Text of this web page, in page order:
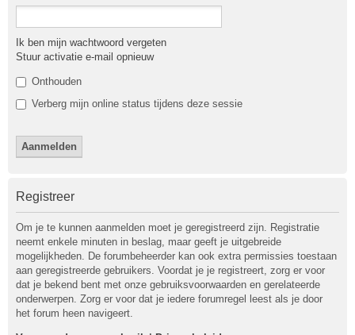
Ik ben mijn wachtwoord vergeten
Stuur activatie e-mail opnieuw
Onthouden
Verberg mijn online status tijdens deze sessie
Registreer
Om je te kunnen aanmelden moet je geregistreerd zijn. Registratie
neemt enkele minuten in beslag, maar geeft je uitgebreide
mogelijkheden. De forumbeheerder kan ook extra permissies toestaan
aan geregistreerde gebruikers. Voordat je je registreert, zorg er voor
dat je bekend bent met onze gebruiksvoorwaarden en gerelateerde
onderwerpen. Zorg er voor dat je iedere forumregel leest als je door
het forum heen navigeert.